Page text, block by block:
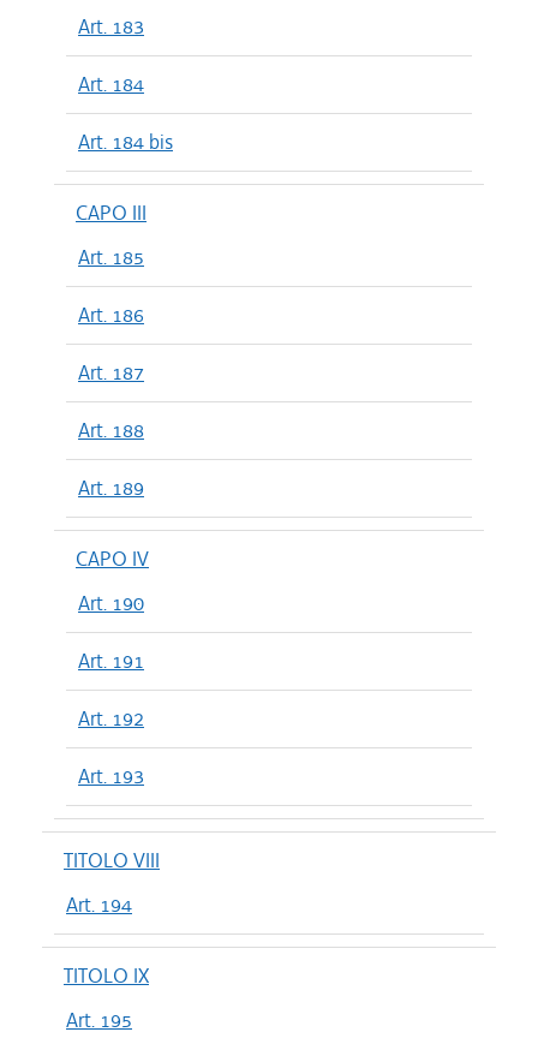
Art. 183
Art. 184
Art. 184 bis
CAPO III
Art. 185
Art. 186
Art. 187
Art. 188
Art. 189
CAPO IV
Art. 190
Art. 191
Art. 192
Art. 193
TITOLO VIII
Art. 194
TITOLO IX
Art. 195